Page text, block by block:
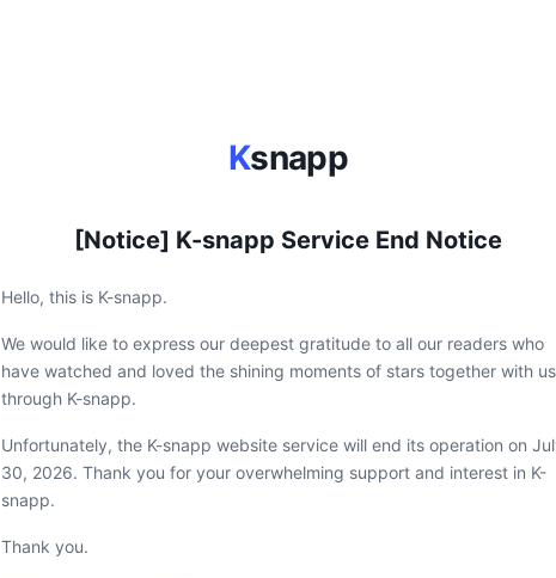
Ksnapp
[Notice] K-snapp Service End Notice
Hello, this is K-snapp.
We would like to express our deepest gratitude to all our readers who
have watched and loved the shining moments of stars together with us
through K-snapp.
Unfortunately, the K-snapp website service will end its operation on
30, 2026. Thank you for your overwhelming support and interest in K-
snapp.
Thank you.